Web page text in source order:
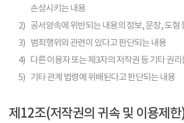
손상시키는 내용
2) 공서양속에 위반되는 내용의 정보, 문장, 도형
3)
범죄행위와 관련이 있다고 판단되는 내용
4) 다른 이용자 또는 제3자의 저작권 등 기타 권
5) 기타 관계 법령에 위배된다고 판단되는 내용
제12조(저작권의 귀속 및 이용제